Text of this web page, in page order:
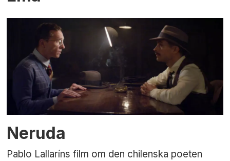
Neruda
Pablo Lallaríns film om den chilenska poeten